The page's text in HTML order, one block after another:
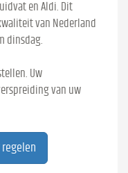
en Aldi. Dit
van Nederland
dinsdag.
Uw
van uw
regelen